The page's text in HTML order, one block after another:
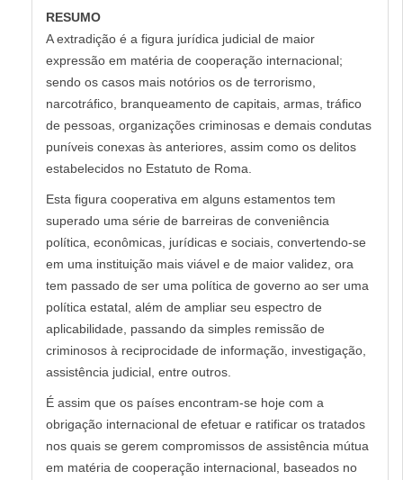
RESUMO
A extradição é a figura jurídica judicial de maior
expressão em matéria de cooperação internacional;
sendo os casos mais notórios os de terrorismo,
narcotráfico, branqueamento de capitais, armas, tráfico
de pessoas, organizações criminosas e demais condutas
puníveis conexas às anteriores, assim como os delitos
estabelecidos no Estatuto de Roma.
Esta figura cooperativa em alguns estamentos tem
superado uma série de barreiras de conveniência
política, econômicas, jurídicas e sociais, convertendo-se
em uma instituição mais viável e de maior validez, ora
tem passado de ser uma política de governo ao ser uma
política estatal, além de ampliar seu espectro de
aplicabilidade, passando da simples remissão de
criminosos à reciprocidade de informação, investigação,
assistência judicial, entre outros.
É assim que os países encontram-se hoje com a
obrigação internacional de efetuar e ratificar os tratados
nos quais se gerem compromissos de assistência mútua
em matéria de cooperação internacional, baseados no